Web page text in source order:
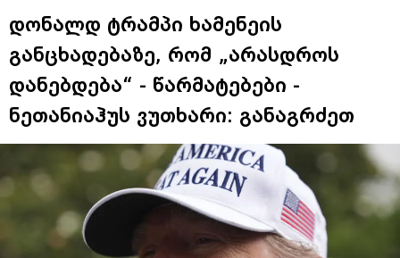
დონალდ ტრამპი ხამენეის
განცხადებაზე, რომ „არასდროს
დანებდება“ - წარმატებები -
ნეთანიაჰუს ვუთხარი: განაგრძეთ